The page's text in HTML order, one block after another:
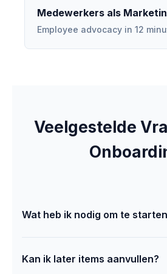
Medewerkers als
Employee advocacy in 12
Veelgestelde
Wat heb ik nodig om te
omzet, branche en
Kan ik later items aanvullen?